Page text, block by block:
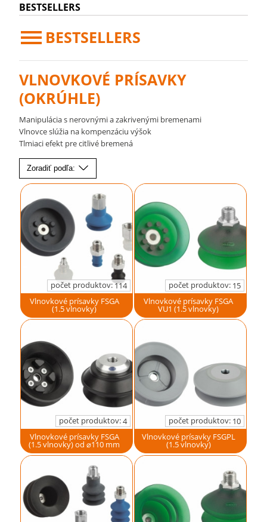
BESTSELLERS
BESTSELLERS
VLNOVKOVÉ PRÍSAVKY
(OKRÚHLE)
Manipulácia s nerovnými a zakrivenými bremenami
Vlnovce slúžia na kompenzáciu výšok
Tlmiaci efekt pre citlivé bremená
Zoradiť podľa:
počet produktov:114
Vlnovkové prísavky FSGA
(1.5 vlnovky)
počet produktov: 15
Vlnovkové prísavky FSGA
VU1 (1.5 vlnovky)
počet produktov:4
Vlnovkové prísavky FSGA
(1.5 vlnovky) od ⌀110 mm
počet produktov: 10
Vlnovkové prísavky FSGPL
(1.5 vlnovky)